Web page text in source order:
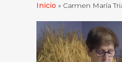
Inicio » Carmen María